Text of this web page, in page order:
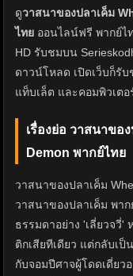
ดูวาสนาของปลาเค็ม
ไทย ออนไลน์ฟรี พากย์ไ
HD รับชมบน
ดาวน์โหลด เปิดเว็บก็รั
แท็บเล็ต และคอมพิวเต
เรื่องย่อ วาสนาขอ
Demon พากย์ไทย
วาสนาของปลาเค็ม
วาสนาของปลาเค็ม พา
ธรรมดาอย่าง 'เลี่ยวจวี่
ติกเสียทีเดียว แต่กลับเ
กับจอมปีศาจผู้โดดเดี่ยว